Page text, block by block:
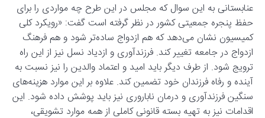
عنابستانی به این سوال که مجلس در این طرح چه مواردی را برای
حفظ پنجره جمعیتی کشور در نظر گرفته است گفت: «رویکرد کلی
کمیسیون نشان می‌دهد که هم ازدواج ساده‌تر شود و هم فرهنگ
ازدواج در جامعه تغییر کند. فرزندآوری و ازدیاد نسل نیز از این راه
ترویج شود. از طرف دیگر باید امید و اعتماد والدین را نیز نسبت به
آینده و رفاه فرزندان خود تضمین کند. علاوه بر این موارد هزینه‌های
سنگین فرزندآوری و درمان ناباروری نیز باید پوشش داده شود. این
اقدامات نیز به تهیه بسته قانونی کاملی از همه موارد تشویقی،